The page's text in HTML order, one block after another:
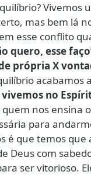
Vivemos
mas bem lá
esse conflito
quero, esse
própria X
acabamos
vivemos no
quem nos ensina
para
é que temos que
Deus com
ser vitorioso.